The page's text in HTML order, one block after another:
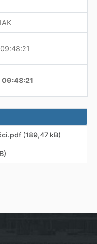
09:48:21
.pdf (189,47 kB)